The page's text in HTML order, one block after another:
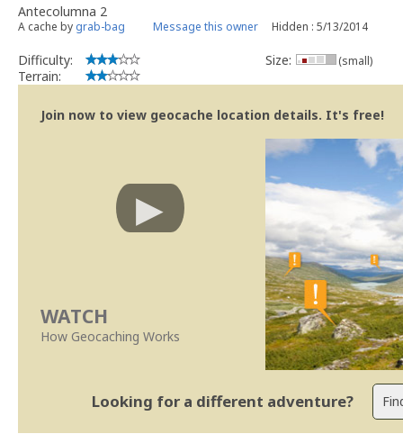
Antecolumna 2
A cache by grab-bag Message this owner Hidden : 5/13/2014
Difficulty:
Terrain:
Size: (small)
Join now to view geocache location details. It's free!
WATCH
How Geocaching Works
Looking for a different adventure?